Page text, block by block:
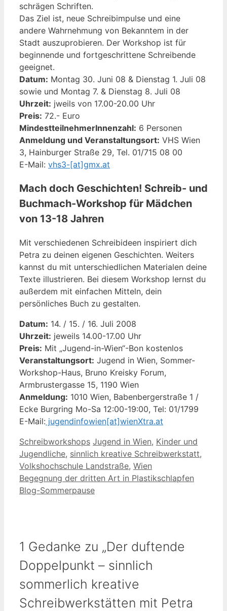
schrägen Schriften.
Das Ziel ist, neue Schreibimpulse und eine
andere Wahrnehmung von Bekanntem in der
Stadt auszuprobieren. Der Workshop ist für
beginnende und fortgeschrittene Schreibende
geeignet.
Datum: Montag 30. Juni 08 & Dienstag 1. Juli 08
sowie und Montag 7. & Dienstag 8. Juli 08
Uhrzeit: jweils von 17.00-20.00 Uhr
Preis: 72.- Euro
MindestteilnehmerInnenzahl: 6 Personen
Anmeldung und Veranstaltungsort: VHS Wien
3, Hainburger Straße 29, Tel. 01/715 08 00
E-Mail: vhs3-[at]gmx.at
Mach doch Geschichten! Schreib- und
Buchmach-Workshop für Mädchen
von 13-18 Jahren
Mit verschiedenen Schreibideen inspiriert dich
Petra zu deinen eigenen Geschichten. Weiters
kannst du mit unterschiedlichen Materialen deine
Texte illustrieren. Bei diesem Workshop lernst du
außerdem mit einfachen Mitteln, dein
persönliches Buch zu gestalten.
Datum: 14. / 15. / 16. Juli 2008
Uhrzeit: jeweils 14.00-17.00 Uhr
Preis: Mit „Jugend-in-Wien“-Bon kostenlos
Veranstaltungsort: Jugend in Wien, Sommer-
Workshop-Haus, Bruno Kreisky Forum,
Armbrustergasse 15, 1190 Wien
Anmeldung: 1010 Wien, Babenbergerstraße 1 /
Ecke Burgring Mo-Sa 12:00-19:00, Tel: 01/1799
E-Mail: jugendinfowien[at]wienXtra.at
Kategorien
Schreibworkshops Schlagwörter
Jugend in Wien, Kinder und
Jugendliche, sinnlich kreative Schreibwerkstatt,
Volkshochschule Landstraße, Wien
Begegnung der dritten Art in Plastikschlapfen
Blog-Sommerpause
1 Gedanke zu „Der duftende
Doppelpunkt – sinnlich
sommerlich kreative
Schreibwerkstätten mit Petra